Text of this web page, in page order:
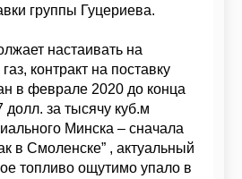
группы Гуцериева.
настаивать на
контракт на поставку
в феврале 2020 до конца
долл. за тысячу куб.м
Минска – сначала
в Смоленске” , актуальный
топливо ощутимо упало в